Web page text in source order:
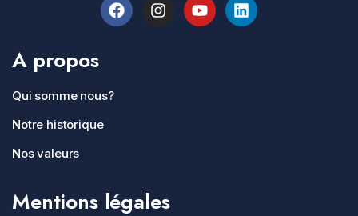
A propos
Qui somme nous?
Notre historique
Nos valeurs
Mentions légales